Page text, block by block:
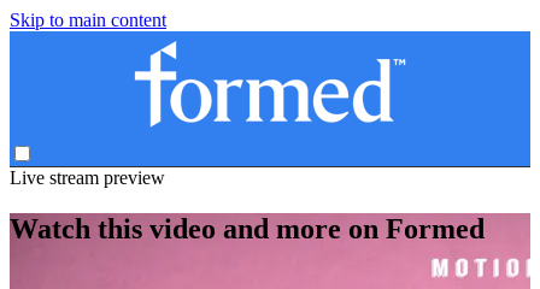
Skip to main content
Live stream preview
Watch this video and more on Formed